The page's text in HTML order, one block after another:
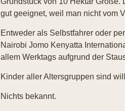
gut geeignet, weil man nicht vom
Entweder als Selbstfahrer oder
Nairobi Jomo Kenyatta
allem Werktags aufgrund der
Kinder aller Altersgruppen sind
Nichts bekannt.